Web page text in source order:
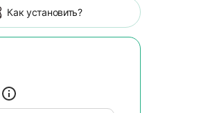
Как установить?